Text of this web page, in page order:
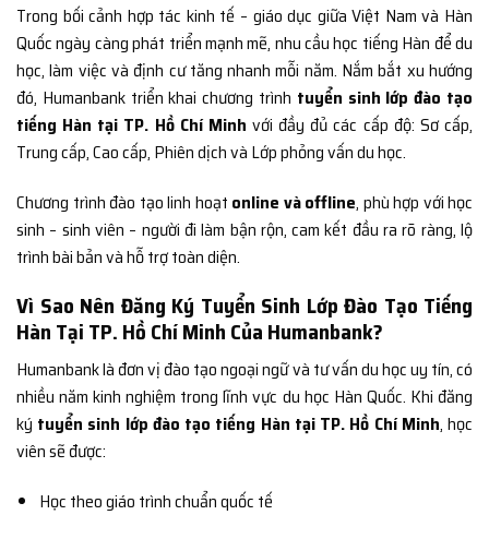
Trong bối cảnh hợp tác kinh tế – giáo dục giữa Việt Nam và Hàn
Quốc ngày càng phát triển mạnh mẽ, nhu cầu học tiếng Hàn để du
học, làm việc và định cư tăng nhanh mỗi năm. Nắm bắt xu hướng
đó, Humanbank triển khai chương trình tuyển sinh lớp đào tạo
tiếng Hàn tại TP. Hồ Chí Minh với đầy đủ các cấp độ: Sơ cấp,
Trung cấp, Cao cấp, Phiên dịch và Lớp phỏng vấn du học.
Chương trình đào tạo linh hoạt online và offline, phù hợp với học
sinh – sinh viên – người đi làm bận rộn, cam kết đầu ra rõ ràng, lộ
trình bài bản và hỗ trợ toàn diện.
Vì Sao Nên Đăng Ký Tuyển Sinh Lớp Đào Tạo Tiếng
Hàn Tại TP. Hồ Chí Minh Của Humanbank?
Humanbank là đơn vị đào tạo ngoại ngữ và tư vấn du học uy tín, có
nhiều năm kinh nghiệm trong lĩnh vực du học Hàn Quốc. Khi đăng
ký tuyển sinh lớp đào tạo tiếng Hàn tại TP. Hồ Chí Minh, học
viên sẽ được:
Học theo giáo trình chuẩn quốc tế